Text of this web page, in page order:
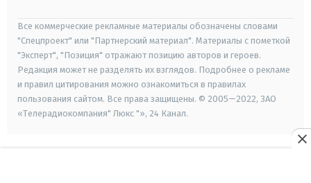
Все коммерческие рекламные материалы обозначены словами
"Спецпроект" или "Партнерский материал". Материалы с пометкой
"Эксперт", "Позиция" отражают позицию авторов и героев.
Редакция может не разделять их взглядов. Подробнее о рекламе
и правил цитирования можно ознакомиться в правилах
пользования сайтом. Все права защищены. © 2005—2022, ЗАО
«Телерадиокомпания" Люкс "», 24 Канал.